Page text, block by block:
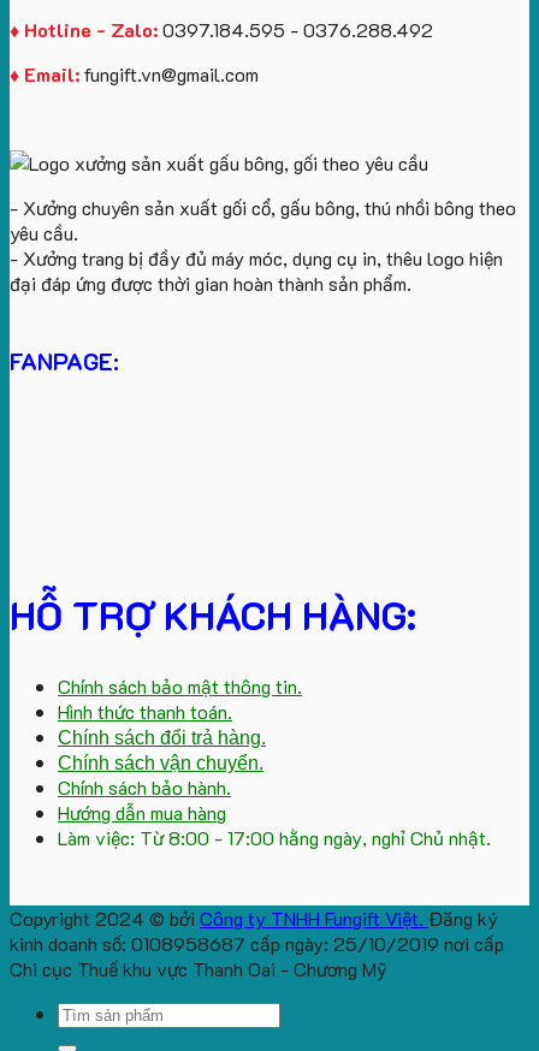
♦ Hotline - Zalo:0397.184.595 - 0376.288.492
♦ Email:fungift.vn@gmail.com
- Xưởng chuyên sản xuất gối cổ, gấu bông, thú nhồi bông theo
yêu cầu.
- Xưởng trang bị đầy đủ máy móc, dụng cụ in, thêu logo hiện
đại đáp ứng được thời gian hoàn thành sản phẩm.
FANPAGE:
HỖ TRỢ KHÁCH HÀNG:
Chính sách bảo mật thông tin.
Hình thức thanh toán.
Chính sách đổi trả hàng.
Chính sách vận chuyển.
Chính sách bảo hành.
Hướng dẫn mua hàng
Làm việc: Từ 8:00 - 17:00 hằng ngày, nghỉ Chủ nhật.
Copyright 2024 © bởi Công ty TNHH Fungift Việt. Đăng ký
kinh doanh số: 0108958687 cấp ngày: 25/10/2019 nơi cấp
Chi cục Thuế khu vực Thanh Oai - Chương Mỹ
Search
for: